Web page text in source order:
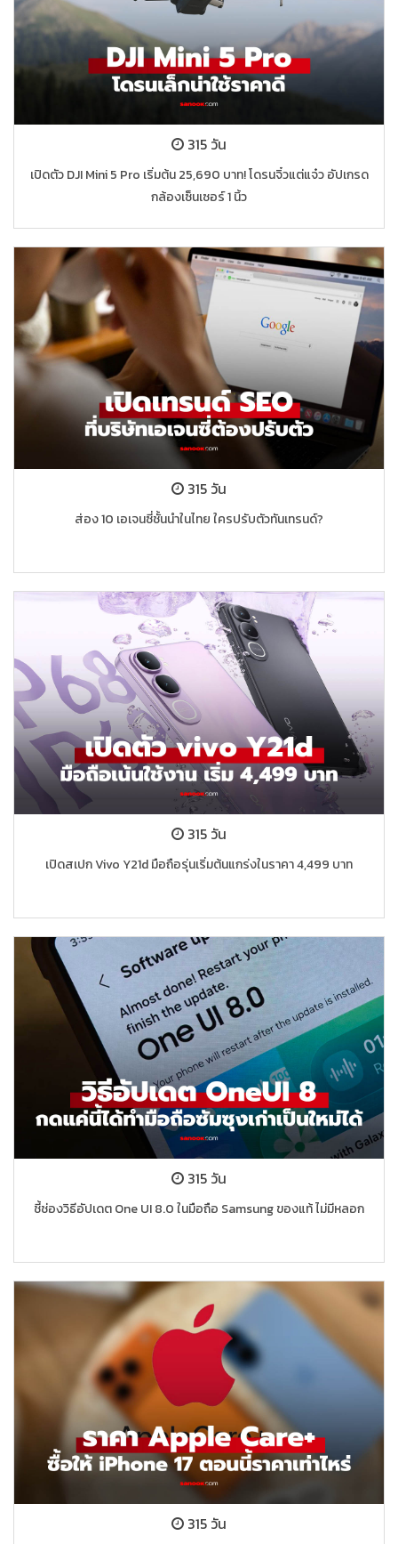
315 วัน
เปิดตัว DJI Mini 5 Pro เริ่มต้น 25,690 บาท! โดรนจิ๋วแต่แจ๋ว อัปเกรด
กล้องเซ็นเซอร์ 1 นิ้ว
315 วัน
ส่อง 10 เอเจนซี่ชั้นนำในไทย ใครปรับตัวทันเทรนด์?
315 วัน
เปิดสเปก Vivo Y21d มือถือรุ่นเริ่มต้นแกร่งในราคา 4,499 บาท
315 วัน
ชี้ช่องวิธีอัปเดต One UI 8.0 ในมือถือ Samsung ของแท้ ไม่มีหลอก
315 วัน